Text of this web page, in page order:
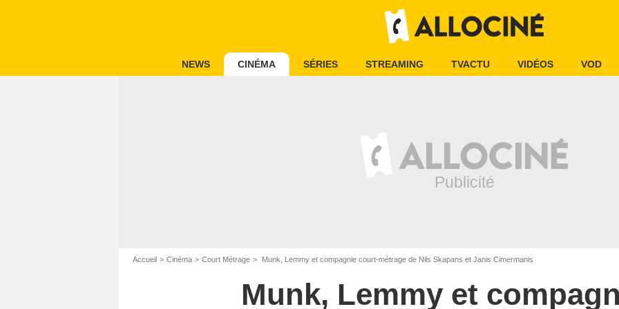
NEWS CINÉMA SÉRIES STREAMING TVACTU VIDÉOS VOD
Accueil Cinéma Court Métrage Munk, Lemmy et compagnie court-métrage de Nils Skapans et Janis Cimermanis
Munk, Lemmy et